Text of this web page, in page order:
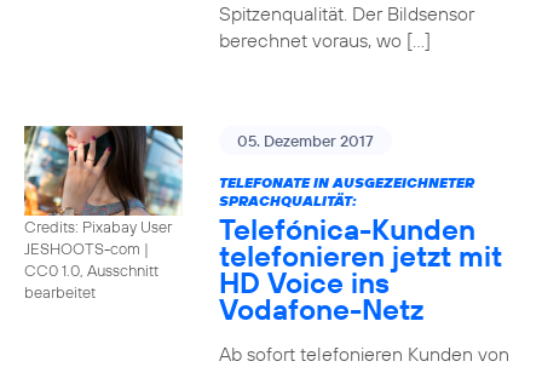
Spitzenqualität. Der Bildsensor
berechnet voraus, wo […]
Credits: Pixabay User
JESHOOTS-com |
CC0 1.0, Ausschnitt
bearbeitet
05. Dezember 2017
TELEFONATE IN AUSGEZEICHNETER
SPRACHQUALITÄT:
Telefónica-Kunden
telefonieren jetzt mit
HD Voice ins
Vodafone-Netz
Ab sofort telefonieren Kunden von